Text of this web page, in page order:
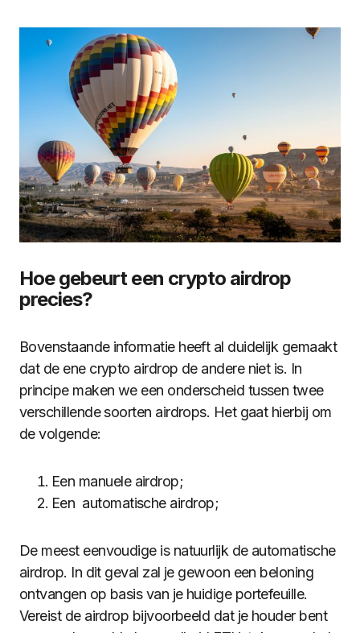
Hoe gebeurt een crypto airdrop
precies?
Bovenstaande informatie heeft al duidelijk gemaakt
dat de ene crypto airdrop de andere niet is. In
principe maken we een onderscheid tussen twee
verschillende soorten airdrops. Het gaat hierbij om
de volgende:
Een manuele airdrop;
Een automatische airdrop;
De meest eenvoudige is natuurlijk de automatische
airdrop. In dit geval zal je gewoon een beloning
ontvangen op basis van je huidige portefeuille.
Vereist de airdrop bijvoorbeeld dat je houder bent